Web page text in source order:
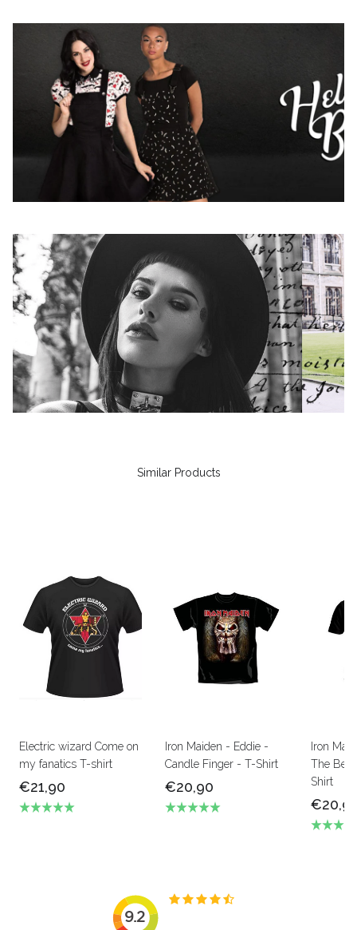
Similar Products
Electric wizard Come on
my fanatics T-shirt
€21,90
Iron Maiden - Eddie -
Candle Finger - T-Shirt
€20,90
Iron
The
Shirt